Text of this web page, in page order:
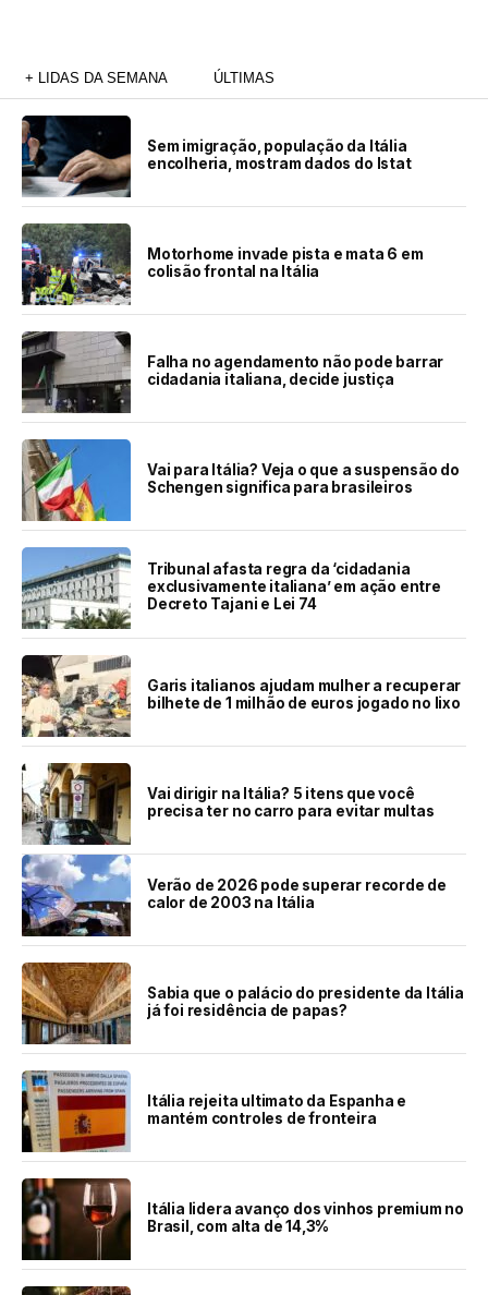
+ LIDAS DA SEMANA ÚLTIMAS
Sem imigração, população da Itália
encolheria, mostram dados do Istat
Motorhome invade pista e mata 6 em
colisão frontal na Itália
Falha no agendamento não pode barrar
cidadania italiana, decide justiça
Vai para Itália? Veja o que a suspensão do
Schengen significa para brasileiros
Tribunal afasta regra da ‘cidadania
exclusivamente italiana’ em ação entre
Decreto Tajani e Lei 74
Garis italianos ajudam mulher a recuperar
bilhete de 1 milhão de euros jogado no lixo
Vai dirigir na Itália? 5 itens que você
precisa ter no carro para evitar multas
Verão de 2026 pode superar recorde de
calor de 2003 na Itália
Sabia que o palácio do presidente da Itália
já foi residência de papas?
Itália rejeita ultimato da Espanha e
mantém controles de fronteira
Itália lidera avanço dos vinhos premium no
Brasil, com alta de 14,3%